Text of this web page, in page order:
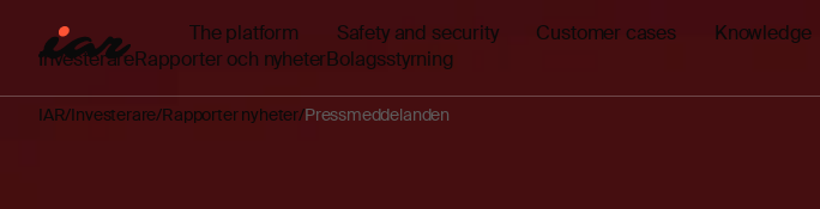
The platform Safety and security Customer cases Knowledge
InvesterareRapporter och nyheterBolagsstyrning
IAR Investerare Rapporter nyheter Pressmeddelanden